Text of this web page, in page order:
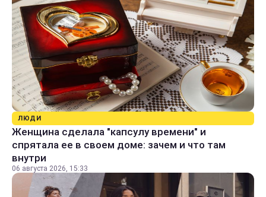
ЛЮДИ
Женщина сделала "капсулу времени" и
спрятала ее в своем доме: зачем и что там
внутри
06 августа 2026, 15:33